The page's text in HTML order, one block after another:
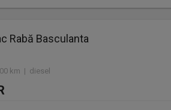
Rabă Basculanta
km | diesel